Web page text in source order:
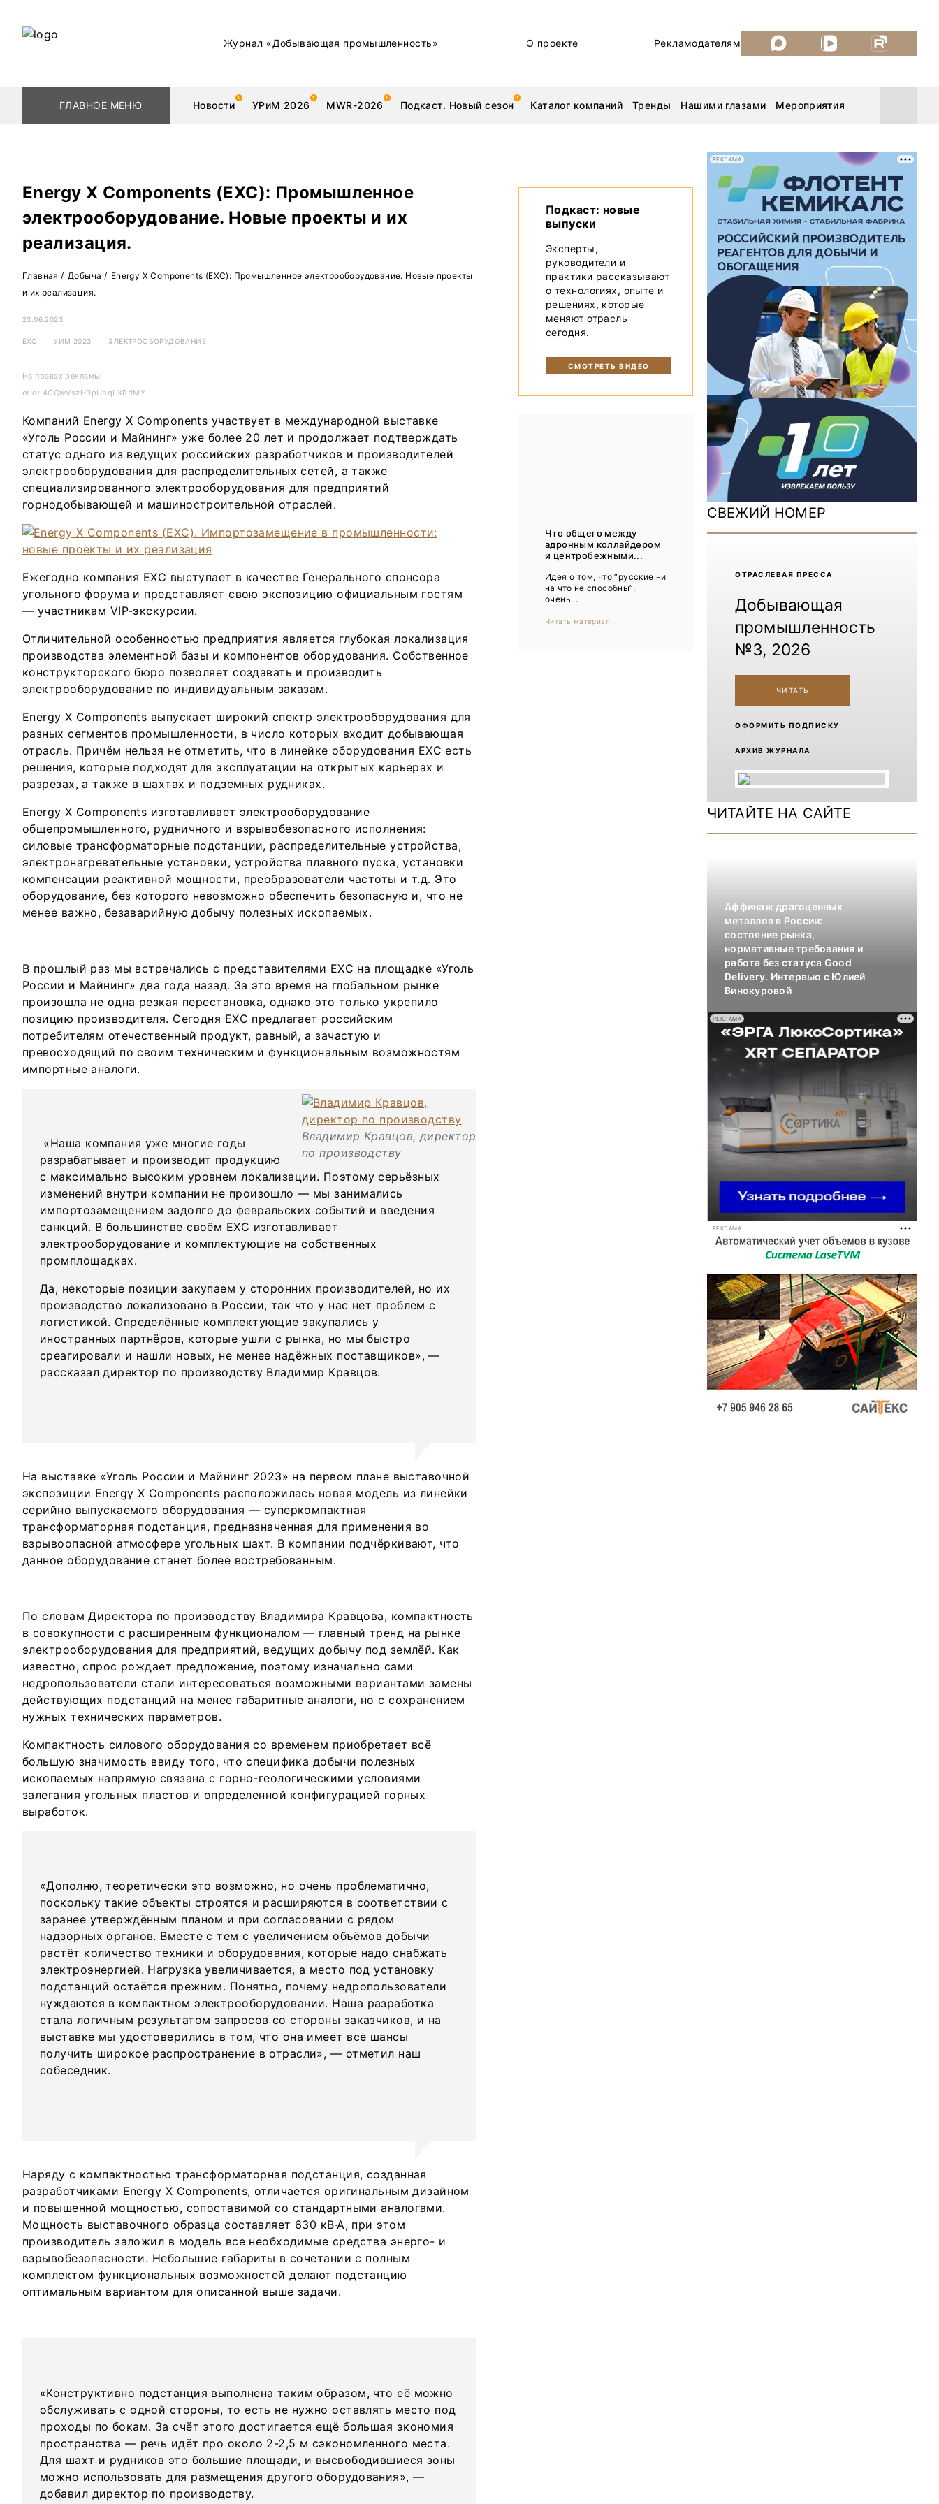
Журнал «Добывающая промышленность» О проекте Рекламодателям
ГЛАВНОЕ МЕНЮ Новости УРиМ 2026 MWR-2026 Подкаст. Новый сезон Каталог компаний Тренды Нашими глазами Мероприятия
Металлургия
Нашими глазами | Репортажи с предприятий
Каталог компаний
Уголь России и Майнинг 2026
MiningWorld Russia 2026
ДП Подкаст. Новый сезон
Рудник 2025
MiningWorld Russia 2025
Уголь России и Майнинг 2025
Рудник 2024 | Обзор выставки
В помощь шахтёру 2024
Уголь России и Майнинг 2024
Mining World Russia 2024
Energy X Components (ЕХС): Промышленное
электрооборудование. Новые проекты и их
реализация.
Главная / Добыча / Energy X Components (ЕХС): Промышленное электрооборудование. Новые проекты
и их реализация.
23.06.2023
EXC УИМ 2023 ЭЛЕКТРООБОРУДОВАНИЕ
На правах рекламы
erid: 4CQwVszH9pUhqLXRdMY
Компаний Energy X Components участвует в международной выставке
«Уголь России и Майнинг» уже более 20 лет и продолжает подтверждать
статус одного из ведущих российских разработчиков и производителей
электрооборудования для распределительных сетей, а также
специализированного электрооборудования для предприятий
горнодобывающей и машиностроительной отраслей.
Ежегодно компания ЕХС выступает в качестве Генерального спонсора
угольного форума и представляет свою экспозицию официальным гостям
— участникам VIP-экскурсии.
Отличительной особенностью предприятия является глубокая локализация
производства элементной базы и компонентов оборудования. Собственное
конструкторского бюро позволяет создавать и производить
электрооборудование по индивидуальным заказам.
Energy X Components выпускает широкий спектр электрооборудования для
разных сегментов промышленности, в число которых входит добывающая
отрасль. Причём нельзя не отметить, что в линейке оборудования EXC есть
решения, которые подходят для эксплуатации на открытых карьерах и
разрезах, а также в шахтах и подземных рудниках.
Energy X Components изготавливает электрооборудование
общепромышленного, рудничного и взрывобезопасного исполнения:
силовые трансформаторные подстанции, распределительные устройства,
электронагревательные установки, устройства плавного пуска, установки
компенсации реактивной мощности, преобразователи частоты и т.д. Это
оборудование, без которого невозможно обеспечить безопасную и, что не
менее важно, безаварийную добычу полезных ископаемых.
В прошлый раз мы встречались с представителями EXC на площадке «Уголь
России и Майнинг» два года назад. За это время на глобальном рынке
произошла не одна резкая перестановка, однако это только укрепило
позицию производителя. Сегодня ЕХС предлагает российским
потребителям отечественный продукт, равный, а зачастую и
превосходящий по своим техническим и функциональным возможностям
импортные аналоги.
Владимир Кравцов, директор
по производству
«Наша компания уже многие годы
разрабатывает и производит продукцию
с максимально высоким уровнем локализации. Поэтому серьёзных
изменений внутри компании не произошло — мы занимались
импортозамещением задолго до февральских событий и введения
санкций. В большинстве своём EXC изготавливает
электрооборудование и комплектующие на собственных
промплощадках.
Да, некоторые позиции закупаем у сторонних производителей, но их
производство локализовано в России, так что у нас нет проблем с
логистикой. Определённые комплектующие закупались у
иностранных партнёров, которые ушли с рынка, но мы быстро
среагировали и нашли новых, не менее надёжных поставщиков», —
рассказал директор по производству Владимир Кравцов.
На выставке «Уголь России и Майнинг 2023» на первом плане выставочной
экспозиции Energy X Components расположилась новая модель из линейки
серийно выпускаемого оборудования — суперкомпактная
трансформаторная подстанция, предназначенная для применения во
взрывоопасной атмосфере угольных шахт. В компании подчёркивают, что
данное оборудование станет более востребованным.
По словам Директора по производству Владимира Кравцова, компактность
в совокупности с расширенным функционалом — главный тренд на рынке
электрооборудования для предприятий, ведущих добычу под землёй. Как
известно, спрос рождает предложение, поэтому изначально сами
недропользователи стали интересоваться возможными вариантами замены
действующих подстанций на менее габаритные аналоги, но с сохранением
нужных технических параметров.
Компактность силового оборудования со временем приобретает всё
большую значимость ввиду того, что специфика добычи полезных
ископаемых напрямую связана с горно-геологическими условиями
залегания угольных пластов и определенной конфигурацией горных
выработок.
«Дополню, теоретически это возможно, но очень проблематично,
поскольку такие объекты строятся и расширяются в соответствии с
заранее утверждённым планом и при согласовании с рядом
надзорных органов. Вместе с тем с увеличением объёмов добычи
растёт количество техники и оборудования, которые надо снабжать
электроэнергией. Нагрузка увеличивается, а место под установку
подстанций остаётся прежним. Понятно, почему недропользователи
нуждаются в компактном электрооборудовании. Наша разработка
стала логичным результатом запросов со стороны заказчиков, и на
выставке мы удостоверились в том, что она имеет все шансы
получить широкое распространение в отрасли», — отметил наш
собеседник.
Наряду с компактностью трансформаторная подстанция, созданная
разработчиками Energy X Components, отличается оригинальным дизайном
и повышенной мощностью, сопоставимой со стандартными аналогами.
Мощность выставочного образца составляет 630 кВ·А, при этом
производитель заложил в модель все необходимые средства энерго- и
взрывобезопасности. Небольшие габариты в сочетании с полным
комплектом функциональных возможностей делают подстанцию
оптимальным вариантом для описанной выше задачи.
«Конструктивно подстанция выполнена таким образом, что её можно
обслуживать с одной стороны, то есть не нужно оставлять место под
проходы по бокам. За счёт этого достигается ещё большая экономия
пространства — речь идёт про около 2-2,5 м сэкономленного места.
Для шахт и рудников это большие площади, и высвободившиеся зоны
можно использовать для размещения другого оборудования», —
добавил директор по производству.
Подкаст: новые
выпуски
Эксперты,
руководители и
практики рассказывают
о технологиях, опыте и
решениях, которые
меняют отрасль
сегодня.
СМОТРЕТЬ ВИДЕО
Что общего между
адронным коллайдером
и центробежными...
Идея о том, что “русские ни
на что не способны”,
очень...
Читать материал...
РЕКЛАМА
СВЕЖИЙ НОМЕР
ОТРАCЛЕВАЯ ПРЕССА
Добывающая
промышленность
№3, 2026
ЧИТАТЬ
ОФОРМИТЬ ПОДПИСКУ
АРХИВ ЖУРНАЛА
ЧИТАЙТЕ НА САЙТЕ
Аффинаж драгоценных
металлов в России:
состояние рынка,
нормативные требования и
работа без статуса Good
Delivery. Интервью с Юлией
Винокуровой
РЕКЛАМА
РЕКЛАМА